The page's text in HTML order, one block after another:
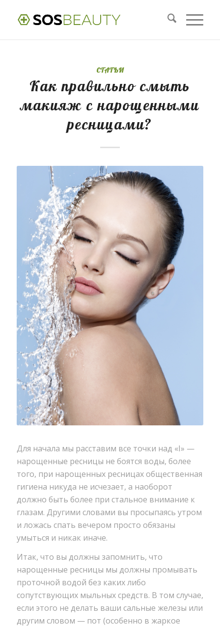
СТАТЬИ
Как правильно смыть
макияж с нарощенными
ресницами?
Для начала мы расставим все точки над «I» —
нарощенные ресницы не боятся воды, более
того, при нарощенных ресницах общественная
гигиена никуда не исчезает, а наоборот
должно быть более при стальное внимание к
глазам. Другими словами вы просыпаясь утром
и ложась спать вечером просто обязаны
умыться и никак иначе.
Итак, что вы должны запомнить, что
нарощенные ресницы мы должны промывать
проточной водой без каких либо
сопутствующих мыльных средств. В том случае,
если этого не делать ваши сальные железы или
другим словом — пот (особенно в жаркое